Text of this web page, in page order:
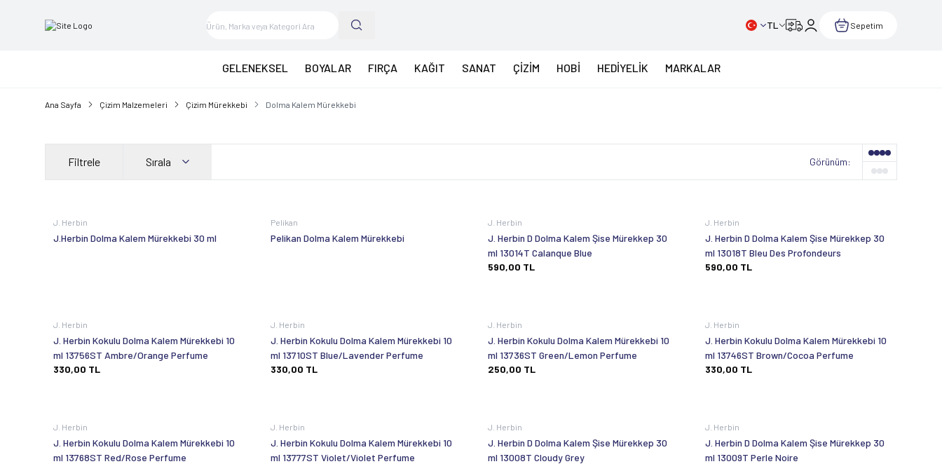
TL Sepetim
GELENEKSEL BOYALAR FIRÇA KAĞIT SANAT ÇİZİM HOBİ HEDİYELİK MARKALAR
Ana Sayfa Çizim Malzemeleri Çizim Mürekkebi Dolma Kalem Mürekkebi
Filtrele Sırala Görünüm:
J. Herbin
J.Herbin Dolma Kalem Mürekkebi 30 ml
Pelikan
Pelikan Dolma Kalem Mürekkebi
J. Herbin
J. Herbin D Dolma Kalem Şise Mürekkep 30
ml 13014T Calanque Blue
590,00 TL
J. Herbin
J. Herbin D Dolma Kalem Şise Mürekkep 30
ml 13018T Bleu Des Profondeurs
590,00 TL
J. Herbin
J. Herbin Kokulu Dolma Kalem Mürekkebi 10
ml 13756ST Ambre/Orange Perfume
330,00 TL
J. Herbin
J. Herbin Kokulu Dolma Kalem Mürekkebi 10
ml 13710ST Blue/Lavender Perfume
330,00 TL
J. Herbin
J. Herbin Kokulu Dolma Kalem Mürekkebi 10
ml 13736ST Green/Lemon Perfume
250,00 TL
J. Herbin
J. Herbin Kokulu Dolma Kalem Mürekkebi 10
ml 13746ST Brown/Cocoa Perfume
330,00 TL
J. Herbin
J. Herbin Kokulu Dolma Kalem Mürekkebi 10
ml 13768ST Red/Rose Perfume
J. Herbin
J. Herbin Kokulu Dolma Kalem Mürekkebi 10
ml 13777ST Violet/Violet Perfume
J. Herbin
J. Herbin D Dolma Kalem Şise Mürekkep 30
ml 13008T Cloudy Grey
J. Herbin
J. Herbin D Dolma Kalem Şise Mürekkep 30
ml 13009T Perle Noire